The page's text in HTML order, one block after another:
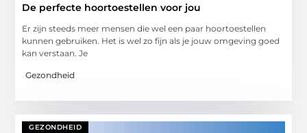
De perfecte hoortoestellen voor jou
Er zijn steeds meer mensen die wel een paar hoortoestellen
kunnen gebruiken. Het is wel zo fijn als je jouw omgeving goed
kan verstaan. Je
Gezondheid
GEZONDHEID